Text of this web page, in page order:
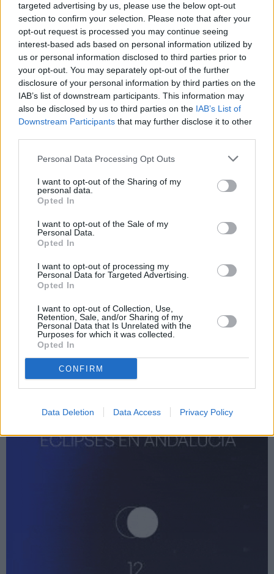
targeted advertising by us, please use the below opt-out
section to confirm your selection. Please note that after your
opt-out request is processed you may continue seeing
interest-based ads based on personal information utilized by
us or personal information disclosed to third parties prior to
your opt-out. You may separately opt-out of the further
disclosure of your personal information by third parties on the
IAB’s list of downstream participants. This information may
also be disclosed by us to third parties on the IAB’s List of
Downstream Participants that may further disclose it to other
Personal Data Processing Opt Outs
I want to opt-out of the Sharing of my
personal data.
Opted In
I want to opt-out of the Sale of my
Personal Data.
Opted In
I want to opt-out of processing my
Personal Data for Targeted Advertising.
Opted In
I want to opt-out of Collection, Use,
Retention, Sale, and/or Sharing of my
Personal Data that Is Unrelated with the
Purposes for which it was collected.
Opted In
CONFIRM
Data Deletion Data Access Privacy Policy